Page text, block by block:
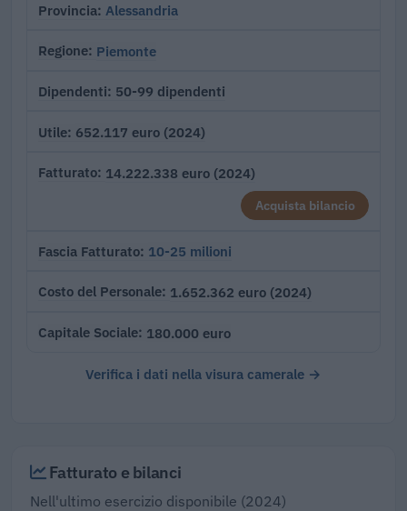
Provincia Alessandria
Regione Piemonte
Dipendenti 50-99 dipendenti
Utile 652.117 euro (2024)
Fatturato 14.222.338 euro (2024)
Acquista bilancio
Fascia Fatturato 10-25 milioni
Costo del Personale 1.652.362 euro (2024)
Capitale Sociale 180.000 euro
Verifica i dati nella visura camerale →
Fatturato e bilanci
Nell'ultimo esercizio disponibile (2024)